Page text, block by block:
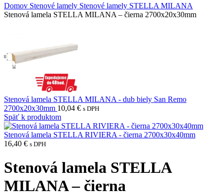
Domov Stenové lamely Stenové lamely STELLA MILANA
Stenová lamela STELLA MILANA – čierna 2700x20x30mm
Stenová lamela STELLA MILANA - dub biely San Remo
2700x20x30mm 10,04 € s DPH
Späť k produktom
Stenová lamela STELLA RIVIERA - čierna 2700x30x40mm
16,40 € s DPH
Stenová lamela STELLA
MILANA – čierna